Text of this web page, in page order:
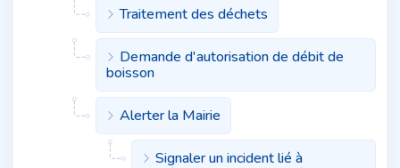
Traitement des déchets
Demande d'autorisation de débit de
boisson
Alerter la Mairie
Signaler un incident lié à